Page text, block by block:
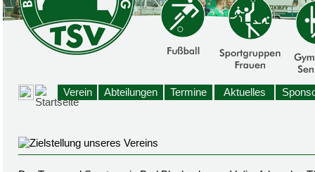
Verein Abteilungen Termine Aktuelles